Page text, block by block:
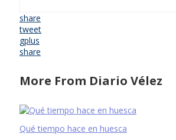
share
tweet
gplus
share
More From Diario Vélez
Qué tiempo hace en huesca